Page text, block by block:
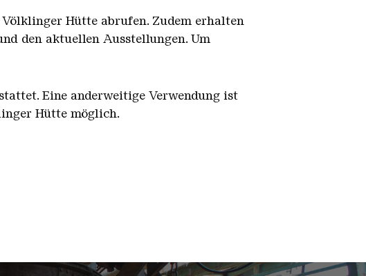
Hütte abrufen. Zudem erhalten
den aktuellen Ausstellungen. Um
Eine anderweitige Verwendung ist
Hütte möglich.